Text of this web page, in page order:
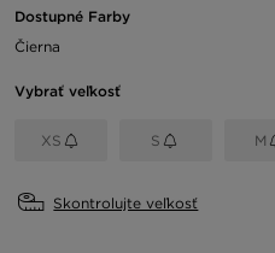
Dostupné Farby
Čierna
Vybrať veľkosť
XS S M
Skontrolujte veľkosť